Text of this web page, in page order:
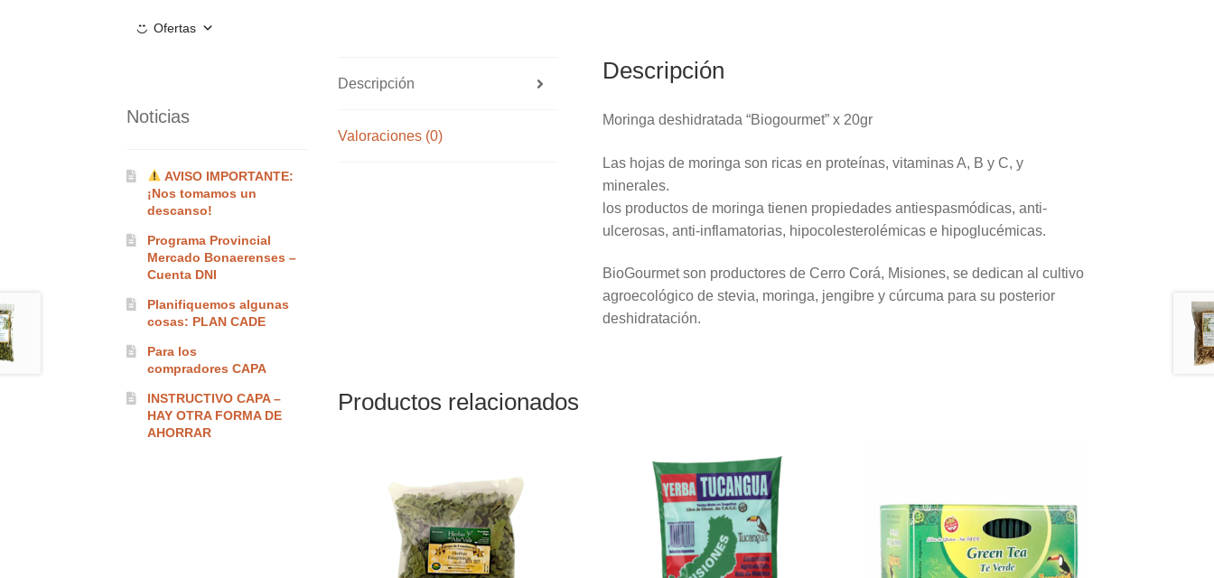
Descripción
Valoraciones (0)
Descripción
Moringa deshidratada “Biogourmet” x 20gr
Las hojas de moringa son ricas en proteínas, vitaminas A, B y C, y
minerales.
los productos de moringa tienen propiedades antiespasmódicas, anti-
ulcerosas, anti-inflamatorias, hipocolesterolémicas e hipoglucémicas.
BioGourmet son productores de Cerro Corá, Misiones, se dedican al cultivo
agroecológico de stevia, moringa, jengibre y cúrcuma para su posterior
deshidratación.
Productos relacionados
Ofertas
Noticias
AVISO IMPORTANTE:
¡Nos tomamos un
descanso!
Programa Provincial
Mercado Bonaerenses –
Cuenta DNI
Planifiquemos algunas
cosas: PLAN CADE
Para los
compradores CAPA
INSTRUCTIVO CAPA –
HAY OTRA FORMA DE
AHORRAR